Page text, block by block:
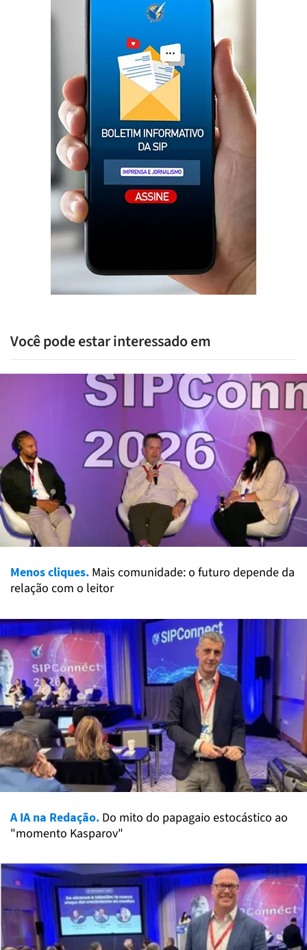
Você pode estar interessado em
Menos cliques. Mais comunidade: o futuro depende da
relação com o leitor
A IA na Redação. Do mito do papagaio estocástico ao
"momento Kasparov"